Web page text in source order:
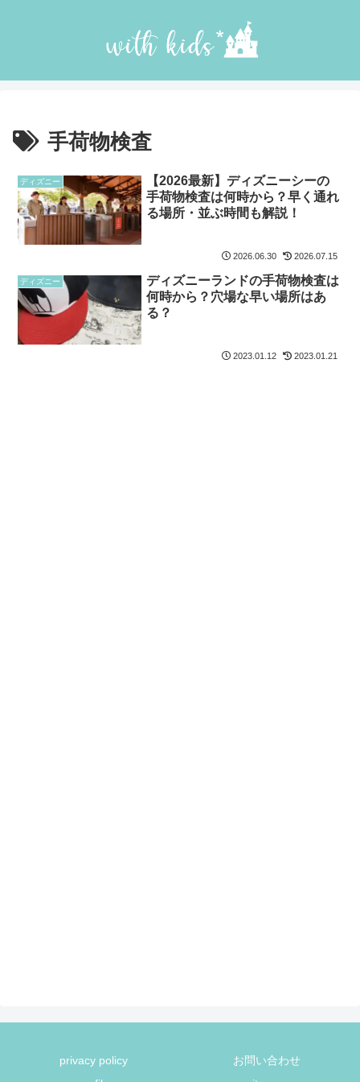
手荷物検査
ディズニー
【2026最新】ディズニーシーの
手荷物検査は何時から？早く通れ
る場所・並ぶ時間も解説！
2026.06.30 2026.07.15
ディズニー
ディズニーランドの手荷物検査は
何時から？穴場な早い場所はあ
る？
2023.01.12 2023.01.21
privacy policy
お問い合わせ